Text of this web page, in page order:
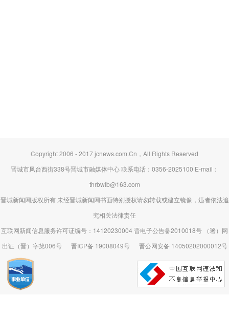
Copyright 2006 - 2017 jcnews.com.Cn，All Rights Reserved
晋城市凤台西街338号晋城市融媒体中心 联系电话：0356-2025100 E-mail：
thrbwlb@163.com
晋城新闻网版权所有 未经晋城新闻网书面特别授权请勿转载或建立镜像，违者依法追
究相关法律责任
互联网新闻信息服务许可证编号：14120230004 晋电子公告备2010018号 （署）网
出证（晋）字第006号
晋ICP备 19008049号 晋公网安备 14050202000012号